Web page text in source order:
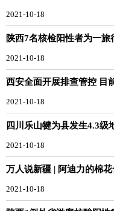
2021-10-18
陕西7名核检阳性者为一
2021-10-18
西安全面开展排查管控 目
2021-10-18
四川乐山犍为县发生4.3级
2021-10-18
万人说新疆 | 阿迪力的棉
2021-10-18